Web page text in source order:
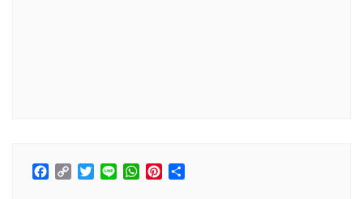
Facebook
CopyTwitter
LineWhatsApp
Pinterest